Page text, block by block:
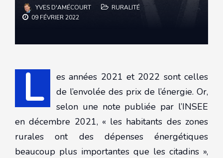
YVES D'AMÉCOURT
RURALITÉ
09 FÉVRIER 2022
L
es années 2021 et 2022 sont celles
de l’envolée des prix de l’énergie. Or,
selon une note publiée par l’INSEE
en décembre 2021, « les habitants des zones
rurales ont des dépenses énergétiques
beaucoup plus importantes que les citadins »,